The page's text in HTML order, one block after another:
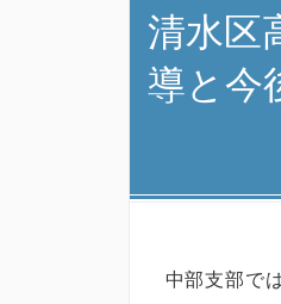
清水区
導と今
中部支部で